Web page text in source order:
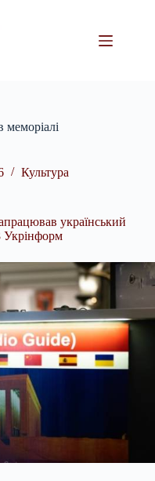
меморіалі
Культура
український
Укрінформ